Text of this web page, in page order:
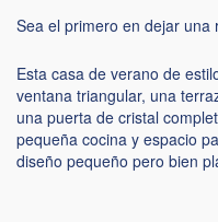
Sea el primero en dejar
Esta casa de verano de
ventana triangular, una
una puerta de cristal
pequeña cocina y espacio
diseño pequeño pero bien